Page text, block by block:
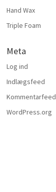
Hand Wax
Triple Foam
Meta
Log ind
Indlægsfeed
Kommentarfeed
WordPress.org